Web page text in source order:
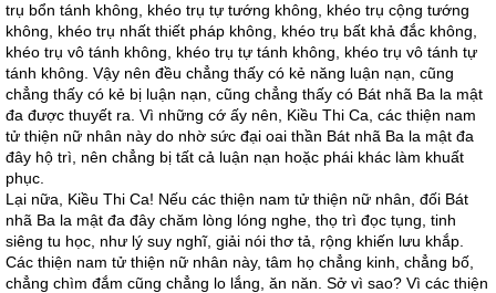
trụ bổn tánh không, khéo trụ tự tướng không, khéo trụ cộng tướng
không, khéo trụ nhất thiết pháp không, khéo trụ bất khả đắc không,
khéo trụ vô tánh không, khéo trụ tự tánh không, khéo trụ vô tánh tự
tánh không. Vậy nên đều chẳng thấy có kẻ năng luận nạn, cũng
chẳng thấy có kẻ bị luận nạn, cũng chẳng thấy có Bát nhã Ba la mật
đa được thuyết ra. Vì những cớ ấy nên, Kiều Thi Ca, các thiện nam
tử thiện nữ nhân này do nhờ sức đại oai thần Bát nhã Ba la mật đa
đây hộ trì, nên chẳng bị tất cả luận nạn hoặc phái khác làm khuất
phục.
Lại nữa, Kiều Thi Ca! Nếu các thiện nam tử thiện nữ nhân, đối Bát
nhã Ba la mật đa đây chăm lòng lóng nghe, thọ trì đọc tụng, tinh
siêng tu học, như lý suy nghĩ, giải nói thơ tả, rộng khiến lưu khắp.
Các thiện nam tử thiện nữ nhân này, tâm họ chẳng kinh, chẳng bố,
chẳng chìm đắm cũng chẳng lo lắng, ăn năn. Sở vì sao? Vì các thiện